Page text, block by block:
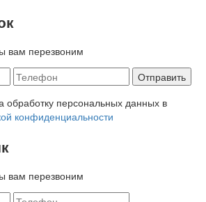
вам перезвоним
обработку персональных данных в
конфиденциальности
вам перезвоним